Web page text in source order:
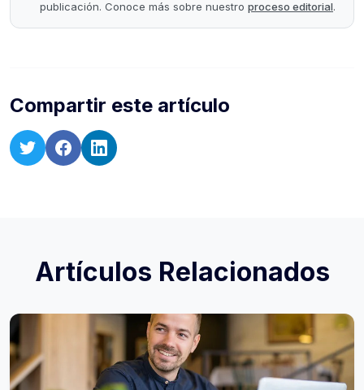
publicación. Conoce más sobre nuestro proceso editorial.
Compartir este artículo
Artículos Relacionados